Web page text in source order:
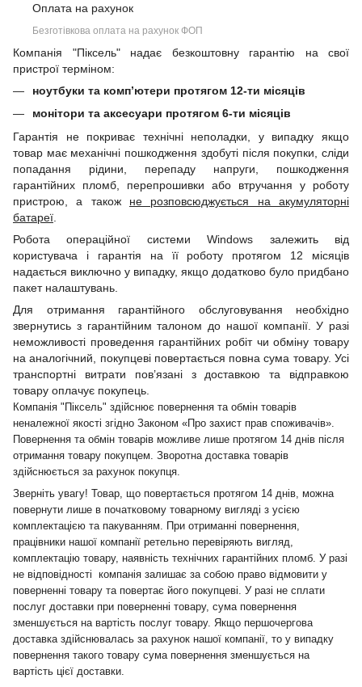
Оплата на рахунок
Безготівкова оплата на рахунок ФОП
Компанія "Піксель" надає безкоштовну гарантію на свої
пристрої терміном:
ноутбуки та комп’ютери протягом 12-ти місяців
монітори та аксесуари протягом 6-ти місяців
Гарантія не покриває технічні неполадки, у випадку якщо
товар має механічні пошкодження здобуті після покупки, сліди
попадання рідини, перепаду напруги, пошкодження
гарантійних пломб, перепрошивки або втручання у роботу
пристрою, а також не розповсюджується на акумуляторні
батареї
Робота операційної системи Windows залежить від
користувача і гарантія на її роботу протягом 12 місяців
надається виключно у випадку, якщо додатково було придбано
пакет налаштувань.
Для отримання гарантійного обслуговування необхідно
звернутись з гарантійним талоном до нашої компанії. У разі
неможливості проведення гарантійних робіт чи обміну товару
на аналогічний, покупцеві повертається повна сума товару. Усі
транспортні витрати пов’язані з доставкою та відправкою
товару оплачує покупець.
Компанія "Піксель" здійснює повернення та обмін товарів
неналежної якості згідно Законом «Про захист прав споживачів».
Повернення та обмін товарів можливе лише протягом 14 днів після
отримання товару покупцем. Зворотна доставка товарів
здійснюється за рахунок покупця.
Зверніть увагу! Товар, що повертається протягом 14 днів, можна
повернути лише в початковому товарному вигляді з усією
комплектацією та пакуванням. При отриманні повернення,
працівники нашої компанії ретельно перевіряють вигляд,
комплектацію товару, наявність технічних гарантійних пломб. У разі
не відповідності компанія залишає за собою право відмовити у
поверненні товару та повертає його покупцеві. У разі не сплати
послуг доставки при поверненні товару, сума повернення
зменшується на вартість послуг товару. Якщо першочергова
доставка здійснювалась за рахунок нашої компанії, то у випадку
повернення такого товару сума повернення зменшується на
вартість цієї доставки.